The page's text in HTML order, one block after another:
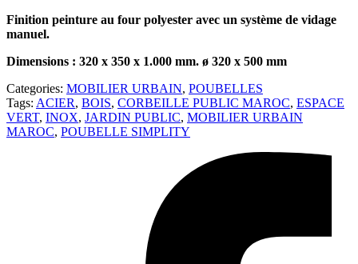
Finition peinture au four polyester avec un système de vidage
manuel.
Dimensions : 320 x 350 x 1.000 mm. ø 320 x 500 mm
Categories: MOBILIER URBAIN, POUBELLES
Tags: ACIER, BOIS, CORBEILLE PUBLIC MAROC, ESPACE
VERT, INOX, JARDIN PUBLIC, MOBILIER URBAIN
MAROC, POUBELLE SIMPLITY